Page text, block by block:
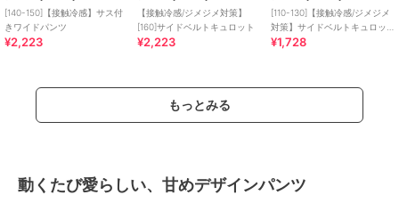
[140-150]【接触冷感】サス付
きワイドパンツ
¥2,223
【接触冷感/ジメジメ対策】
[160]サイドベルトキュロット
¥2,223
[110-130]【接触冷感/ジメジメ
対策】サイドベルトキュロッ
ト
¥1,728
もっとみる
動くたび愛らしい、甘めデザインパンツ